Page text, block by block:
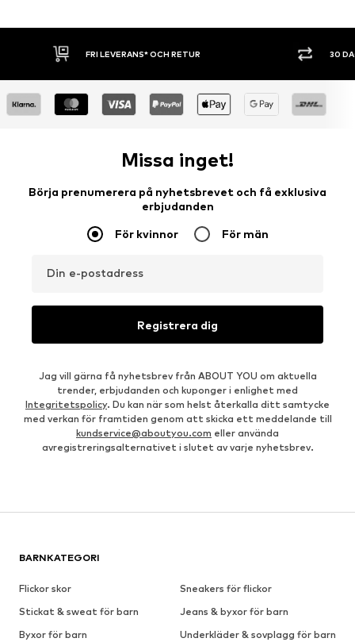
FRI LEVERANS* OCH RETUR 30 DAGARS
Missa inget!
Börja prenumerera på nyhetsbrevet och få exklusiva
erbjudanden
För kvinnor För män
Din e-postadress
Registrera dig
Jag vill gärna få nyhetsbrev från ABOUT YOU om aktuella
trender, erbjudanden och kuponger i enlighet med
Integritetspolicy. Du kan när som helst återkalla ditt samtycke
med verkan för framtiden genom att skicka ett meddelande till
kundservice@aboutyou.com eller använda
avregistreringsalternativet i slutet av varje nyhetsbrev.
BARNKATEGORI
Flickor skor
Sneakers för flickor
Stickat & sweat för barn
Jeans & byxor för barn
Byxor för barn
Underkläder & sovplagg för barn